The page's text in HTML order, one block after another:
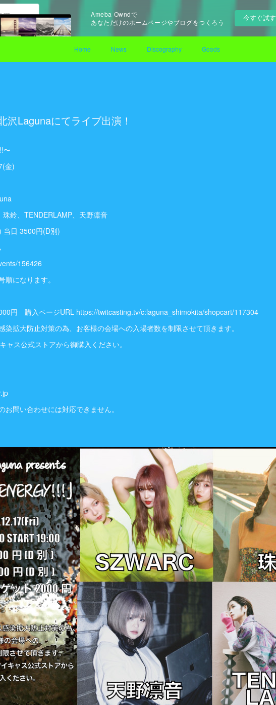
Ameba Owndで
あなただけのホームページやブログをつくろう
今すぐ試す
Home News Discography Goods
沢Lagunaにてライブ出演！
〜
金)
珠鈴、TENDERLAMP、天野凛音
当日 3500円(D別)
156426
順になります。
円 購入ページURL https://twitcasting.tv/c:laguna_shimokita/shopcart/117304
染拡大防止対策の為、お客様の会場への入場者数を制限させて頂きます。
ャス公式ストアから御購入ください。
お問い合わせには対応できません。